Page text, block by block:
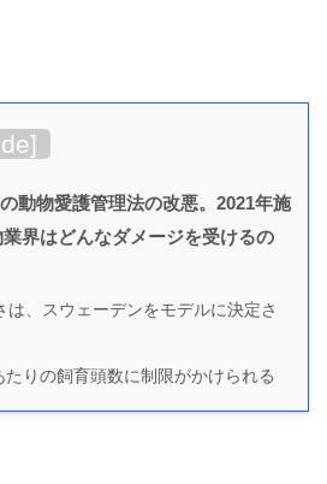
]
動物愛護管理法の改悪。2021年施
界はどんなダメージを受けるの
は、スウェーデンをモデルに決定さ
たりの飼育頭数に制限がかけられる